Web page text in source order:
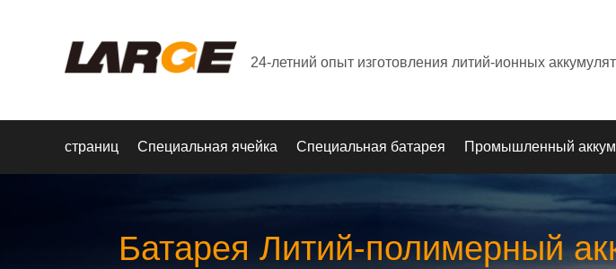
24-летний опыт изготовления литий-ионных
страниц Специальная ячейка Специальная батарея Промышленный
Батарея Литий-полимерный